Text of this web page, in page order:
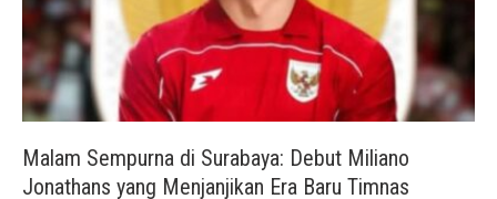
Malam Sempurna di Surabaya: Debut Miliano
Jonathans yang Menjanjikan Era Baru Timnas